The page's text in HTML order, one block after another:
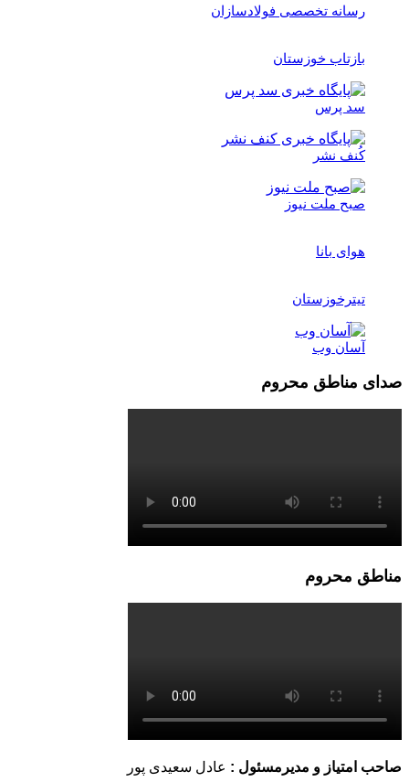
رسانه تخصصی فولادسازان
بازتاب خوزستان
سد پرس
کُنف نشر
صبح ملت نیوز
هوای بانا
تیترخوزستان
آسان وب
صدای مناطق محروم
مناطق محروم
صاحب امتیاز و مدیرمسئول : عادل سعیدی پور